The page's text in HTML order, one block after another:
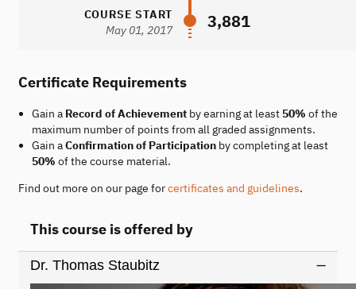
COURSE START
May 01, 2017
3,881
Certificate Requirements
Gain a Record of Achievementby earning at least 50% of the
maximum number of points from all graded assignments.
Gain aConfirmation of Participationby completing at least
50% of the course material.
Find out more on our page forcertificates and guidelines.
This course is offered by
Dr. Thomas Staubitz